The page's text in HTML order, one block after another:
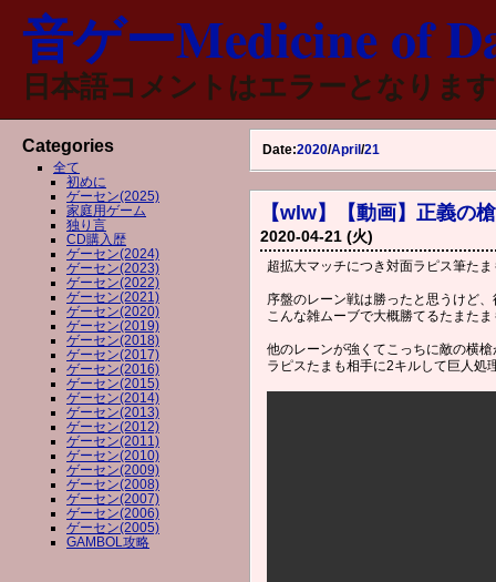
音ゲーMedicine of
日本語コメントはエラーとなりま
Date:2020/April /21
【wlw】【動画】正義の
2020-04-21 (火)
超拡大マッチにつき対面ラピス筆た
序盤のレーン戦は勝ったと思うけど
こんな雑ムーブで大概勝てるたまた
他のレーンが強くてこっちに敵の横
ラピスたまも相手に2キルして巨人処
Categories
全て
初めに
ゲーセン(2025)
家庭用ゲーム
独り言
CD購入歴
ゲーセン(2024)
ゲーセン(2023)
ゲーセン(2022)
ゲーセン(2021)
ゲーセン(2020)
ゲーセン(2019)
ゲーセン(2018)
ゲーセン(2017)
ゲーセン(2016)
ゲーセン(2015)
ゲーセン(2014)
ゲーセン(2013)
ゲーセン(2012)
ゲーセン(2011)
ゲーセン(2010)
ゲーセン(2009)
ゲーセン(2008)
ゲーセン(2007)
ゲーセン(2006)
ゲーセン(2005)
GAMBOL攻略